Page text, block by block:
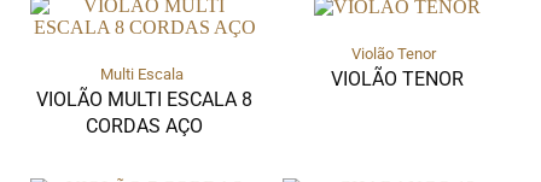
Multi Escala
VIOLÃO MULTI ESCALA 8
CORDAS AÇO
Violão Tenor
VIOLÃO TENOR